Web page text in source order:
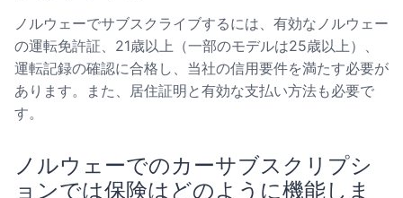
ノルウェーでサブスクライブするには、有効なノルウェー
の運転免許証、21歳以上（一部のモデルは25歳以上）、
運転記録の確認に合格し、当社の信用要件を満たす必要が
あります。また、居住証明と有効な支払い方法も必要で
す。
ノルウェーでのカーサブスクリプシ
ョンでは保険はどのように機能しま